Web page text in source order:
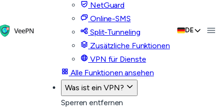
NetGuard
Online-SMS
Split-Tunneling
Zusätzliche Funktionen
VPN für Dienste
Alle Funktionen ansehen
Was ist ein VPN?
Sperren entfernen
DE